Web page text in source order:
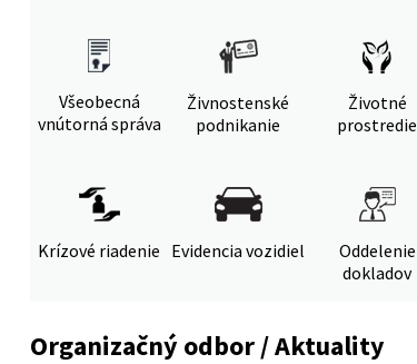
Všeobecná
vnútorná správa
Živnostenské
podnikanie
Životné
prostredie
Krízové riadenie Evidencia vozidiel
Oddelenie
dokladov
Organizačný odbor / Aktuality